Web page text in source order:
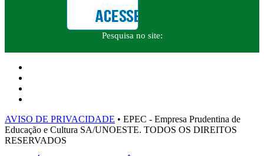
Pesquisa no site:
AVISO DE PRIVACIDADE • EPEC - Empresa Prudentina de
Educação e Cultura SA/UNOESTE. TODOS OS DIREITOS
RESERVADOS